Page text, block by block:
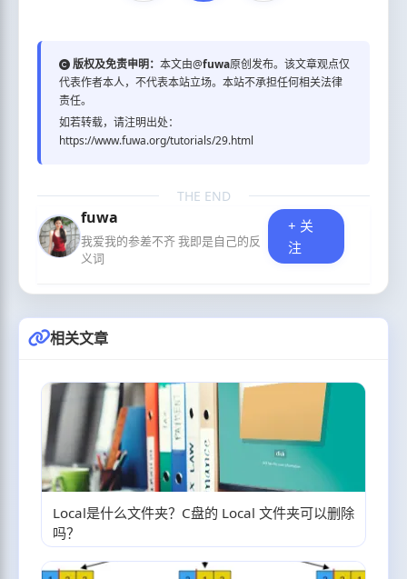
版权及免责申明： 本文由@fuwa原创发布。该文章观点仅
代表作者本人，不代表本站立场。本站不承担任何相关法律
责任。
如若转载，请注明出处：
https://www.fuwa.org/tutorials/29.html
THE END
fuwa
我爱我的参差不齐 我即是自己的反
义词
+ 关
注
相关文章
Local是什么文件夹？C盘的 Local 文件夹可以删除
吗？